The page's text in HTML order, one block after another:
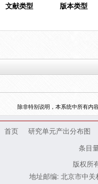
文献类型
版本类型
除非特别说明，本系统中所有内
首页
研究单元产出分布图
条目
版权所
地址邮编: 北京市中